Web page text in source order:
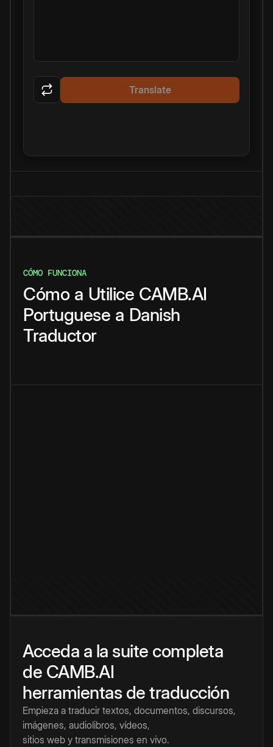
Translate
CÓMO FUNCIONA
Cómo a Utilice CAMB.AI
Portuguese a Danish
Traductor
Acceda a la suite completa
de CAMB.AI
herramientas de traducción
Empieza a traducir textos, documentos, discursos,
imágenes, audiolibros, vídeos,
sitios web y transmisiones en vivo.